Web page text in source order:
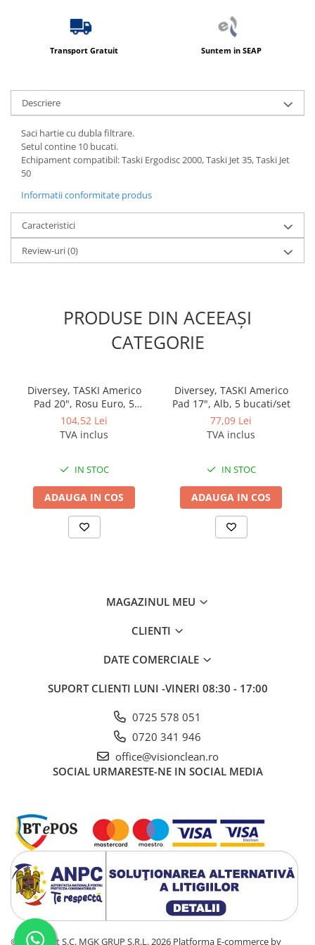
Transport Gratuit Suntem in SEAP
Descriere
Saci hartie cu dubla filtrare.
Setul contine 10 bucati.
Echipament compatibil: Taski Ergodisc 2000, Taski Jet 35, Taski Jet
50
Informatii conformitate produs
Caracteristici
Review-uri(0)
PRODUSE DIN ACEEAȘI
CATEGORIE
Diversey, TASKI Americo
Pad 20", Rosu Euro, 5
bucati/set
104,52 Lei
TVA inclus
IN STOC
ADAUGA IN COS
Diversey, TASKI Americo
Pad 17", Alb, 5 bucati/set
77,09 Lei
TVA inclus
IN STOC
ADAUGA IN COS
MAGAZINUL MEU
CLIENTI
DATE COMERCIALE
SUPORT CLIENTI LUNI -VINERI 08:30 - 17:00
0725 578 051
0720 341 946
office@visionclean.ro
SOCIAL URMARESTE-NE IN SOCIAL MEDIA
©Copyright S.C. MGK GRUP S.R.L. 2026 Platforma E-commerce by